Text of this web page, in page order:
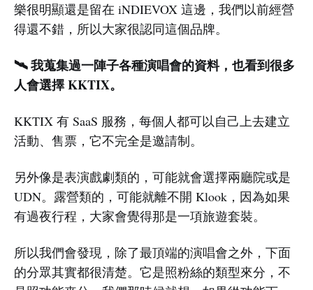
樂很明顯還是留在 iNDIEVOX 這邊，我們以前經營
得還不錯，所以大家很認同這個品牌。
🛰️ 我蒐集過一陣子各種演唱會的資料，也看到很多
人會選擇 KKTIX。
KKTIX 有 SaaS 服務，每個人都可以自己上去建立
活動、售票，它不完全是邀請制。
另外像是表演戲劇類的，可能就會選擇兩廳院或是
UDN。露營類的，可能就離不開 Klook，因為如果
有過夜行程，大家會覺得那是一項旅遊套裝。
所以我們會發現，除了最頂端的演唱會之外，下面
的分眾其實都很清楚。它是照粉絲的類型來分，不